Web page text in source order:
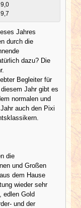
9,0
9,7
Jahres
durch die
dazu? Die
Begleiter für
Jahr gibt es
normalen und
auch den Pixi
die
und Großen
dem Hause
wieder sehr
edlen Gold
und der